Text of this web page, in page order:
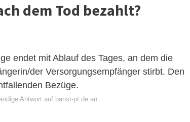
dem Tod bezahlt?
endet mit Ablauf des Tages, an dem die
der Versorgungsempfänger stirbt. Den
Bezüge.
Antwort auf banst-pt.de an